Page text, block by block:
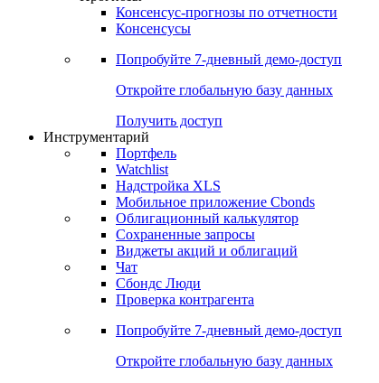
Консенсус-прогнозы по отчетности
Консенсусы
Попробуйте 7-дневный демо-доступ
Откройте глобальную базу данных
Получить доступ
Инструментарий
Портфель
Watchlist
Надстройка XLS
Мобильное приложение Cbonds
Облигационный калькулятор
Сохраненные запросы
Виджеты акций и облигаций
Чат
Сбондс Люди
Проверка контрагента
Попробуйте 7-дневный демо-доступ
Откройте глобальную базу данных